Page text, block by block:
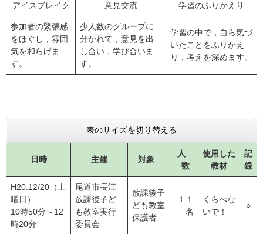
アイスブレイク 意見交流 学習のふりかえり
参加者の緊張感
をほぐし，雰囲
気を和らげま
す。
少人数のグループに
分かれて，意見を出
し合い，学び合いま
す。
学習の中で，自ら気づ
いたことをふりかえ
り，考えを深めます。
表のサイズを切り替える
日時 主催 対象
人
数
使用した
教材
記
録
H20.12/20（土
曜日）
10時50分～12
時20分
尾道市長江
放課後子ど
も教室実行
委員会
放課後子
ども教室
保護者
１１
名
くらべな
いで！
○